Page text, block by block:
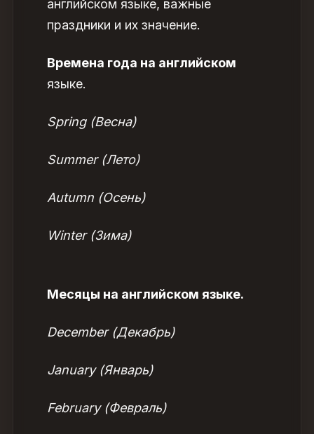
английском языке, важные
праздники и их значение.
Времена года на английском
языке.
Spring (Весна)
Summer (Лето)
Autumn (Осень)
Winter (Зима)
Месяцы на английском языке.
December (Декабрь)
January (Январь)
February (Февраль)